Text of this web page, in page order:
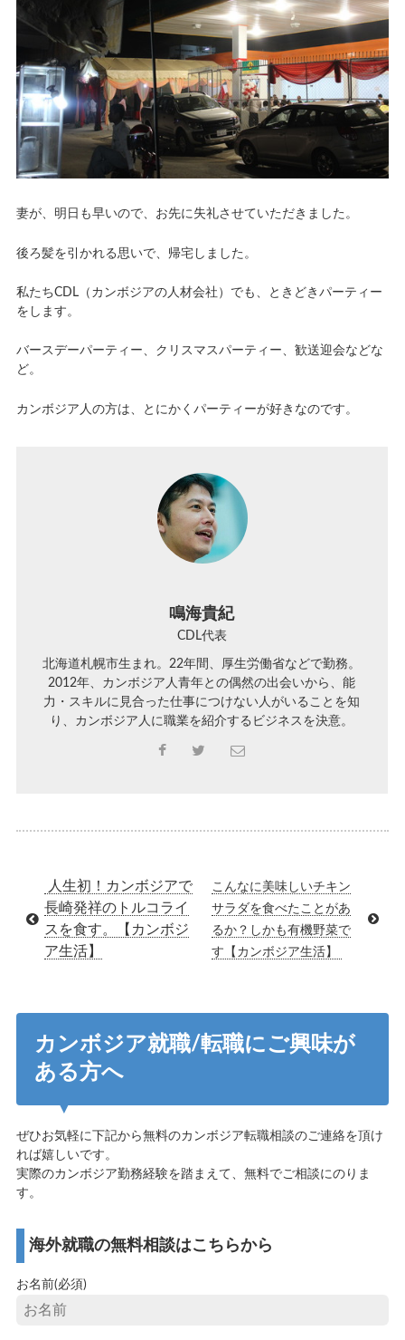
妻が、明日も早いので、お先に失礼させていただきました。
後ろ髪を引かれる思いで、帰宅しました。
私たちCDL（カンボジアの人材会社）でも、ときどきパーティー
をします。
バースデーパーティー、クリスマスパーティー、歓送迎会などな
ど。
カンボジア人の方は、とにかくパーティーが好きなのです。
鳴海貴紀
CDL代表
北海道札幌市生まれ。22年間、厚生労働省などで勤務。
2012年、カンボジア人青年との偶然の出会いから、能
力・スキルに見合った仕事につけない人がいることを知
り、カンボジア人に職業を紹介するビジネスを決意。
人生初！カンボジアで
長崎発祥のトルコライ
スを食す。【カンボジ
ア生活】
こんなに美味しいチキン
サラダを食べたことがあ
るか？しかも有機野菜で
す【カンボジア生活】
カンボジア就職/転職にご興味が
ある方へ
ぜひお気軽に下記から無料のカンボジア転職相談のご連絡を頂け
れば嬉しいです。
実際のカンボジア勤務経験を踏まえて、無料でご相談にのりま
す。
海外就職の無料相談はこちらから
お名前(必須)